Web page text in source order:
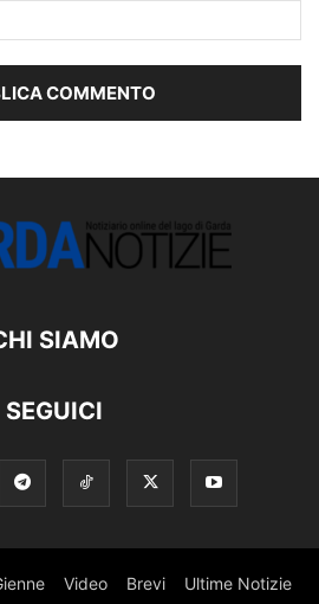
SIAMO
SEGUICI
Video Brevi Ultime Notizie